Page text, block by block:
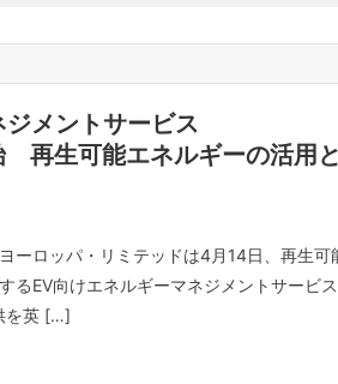
メントサービス
再生可能エネルギーの活用
ーロッパ・リミテッドは4月14日、再生可
るEV向けエネルギーマネジメントサービス
を英 […]